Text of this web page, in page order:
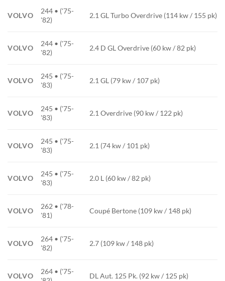
VOLVO
244 • ('75-
'82)
2.1 GL Turbo Overdrive (114 kw / 155 pk)
VOLVO
244 • ('75-
'82)
2.4 D GL Overdrive (60 kw / 82 pk)
VOLVO
245 • ('75-
'83)
2.1 GL (79 kw / 107 pk)
VOLVO
245 • ('75-
'83)
2.1 Overdrive (90 kw / 122 pk)
VOLVO
245 • ('75-
'83)
2.1 (74 kw / 101 pk)
VOLVO
245 • ('75-
'83)
2.0 L (60 kw / 82 pk)
VOLVO
262 • ('78-
'81)
Coupé Bertone (109 kw / 148 pk)
VOLVO
264 • ('75-
'82)
2.7 (109 kw / 148 pk)
VOLVO
264 • ('75-
DL Aut. 125 Pk. (92 kw / 125 pk)